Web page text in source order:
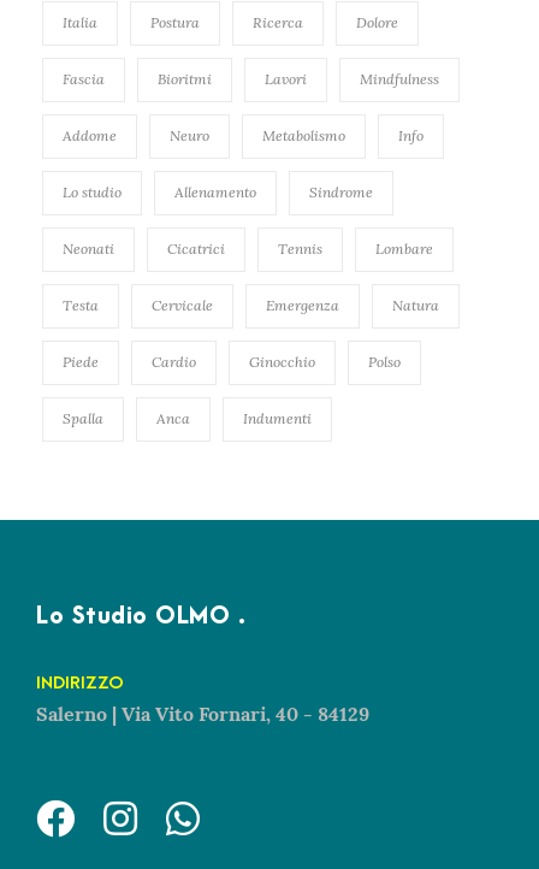
Italia Postura Ricerca Dolore
Fascia Bioritmi Lavori Mindfulness
Addome Neuro Metabolismo Info
Lo studio Allenamento Sindrome
Neonati Cicatrici Tennis Lombare
Testa Cervicale Emergenza Natura
Piede Cardio Ginocchio Polso
Spalla Anca Indumenti
Lo Studio OLMO .
INDIRIZZO
Salerno | Via Vito Fornari, 40 - 84129